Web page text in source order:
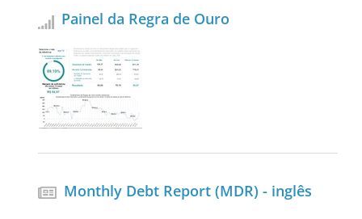
Painel da Regra de Ouro
Monthly Debt Report (MDR) - inglês